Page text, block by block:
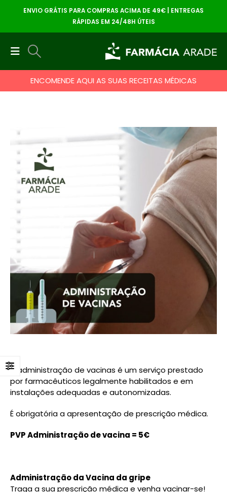
ENVIO GRÁTIS PARA COMPRAS ACIMA DE 49€ | ENTREGAS
RÁPIDAS EM 24/48H ÚTEIS
ENCOMENDE AQUI AS SUAS RECEITAS MÉDICAS
A administração de vacinas é um serviço prestado
por farmacêuticos legalmente habilitados e em
instalações adequadas e autonomizadas.
É obrigatória a apresentação de prescrição médica.
PVP Administração de vacina = 5€
Administração da Vacina da gripe
Traga a sua prescrição médica e venha vacinar-se!